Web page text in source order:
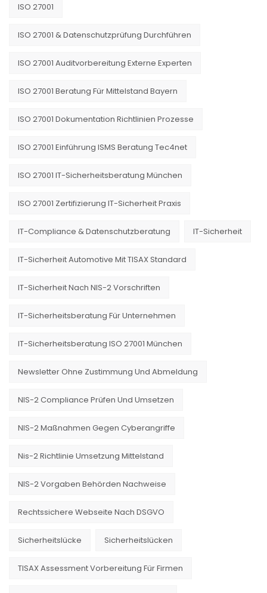
ISO 27001
ISO 27001 & Datenschutzprüfung Durchführen
ISO 27001 Auditvorbereitung Externe Experten
ISO 27001 Beratung Für Mittelstand Bayern
ISO 27001 Dokumentation Richtlinien Prozesse
ISO 27001 Einführung ISMS Beratung Tec4net
ISO 27001 IT-Sicherheitsberatung München
ISO 27001 Zertifizierung IT-Sicherheit Praxis
IT-Compliance & Datenschutzberatung IT-Sicherheit
IT-Sicherheit Automotive Mit TISAX Standard
IT-Sicherheit Nach NIS-2 Vorschriften
IT-Sicherheitsberatung Für Unternehmen
IT-Sicherheitsberatung ISO 27001 München
Newsletter Ohne Zustimmung Und Abmeldung
NIS-2 Compliance Prüfen Und Umsetzen
NIS-2 Maßnahmen Gegen Cyberangriffe
Nis-2 Richtlinie Umsetzung Mittelstand
NIS-2 Vorgaben Behörden Nachweise
Rechtssichere Webseite Nach DSGVO
Sicherheitslücke Sicherheitslücken
TISAX Assessment Vorbereitung Für Firmen